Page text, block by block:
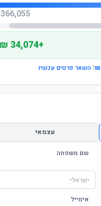
366,055 ₪
+34,074 ₪
?השאר פרטים עכשיו
עצמאי
שם משפחה
אימייל